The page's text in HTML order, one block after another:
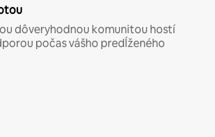
dôveryhodnou komunitou hostí
počas vášho predĺženého